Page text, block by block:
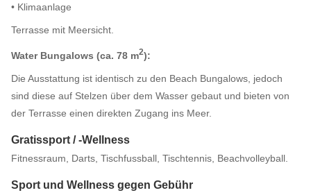
• Klimaanlage
Terrasse mit Meersicht.
Water Bungalows (ca. 78 m2):
Die Ausstattung ist identisch zu den Beach Bungalows, jedoch
sind diese auf Stelzen über dem Wasser gebaut und bieten von
der Terrasse einen direkten Zugang ins Meer.
Gratissport / -Wellness
Fitnessraum, Darts, Tischfussball, Tischtennis, Beachvolleyball.
Sport und Wellness gegen Gebühr